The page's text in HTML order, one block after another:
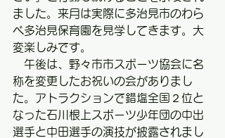
ました。来月は実際に多治見市のわら
べ多治見保育園を見学してきます。大
変楽しみです。
午後は、野々市市スポーツ協会に名
称を変更したお祝いの会がありまし
た。アトラクションで錯塩全国２位と
なった石川根上スポーツ少年団の中出
選手と中田選手の演技が披露されまし